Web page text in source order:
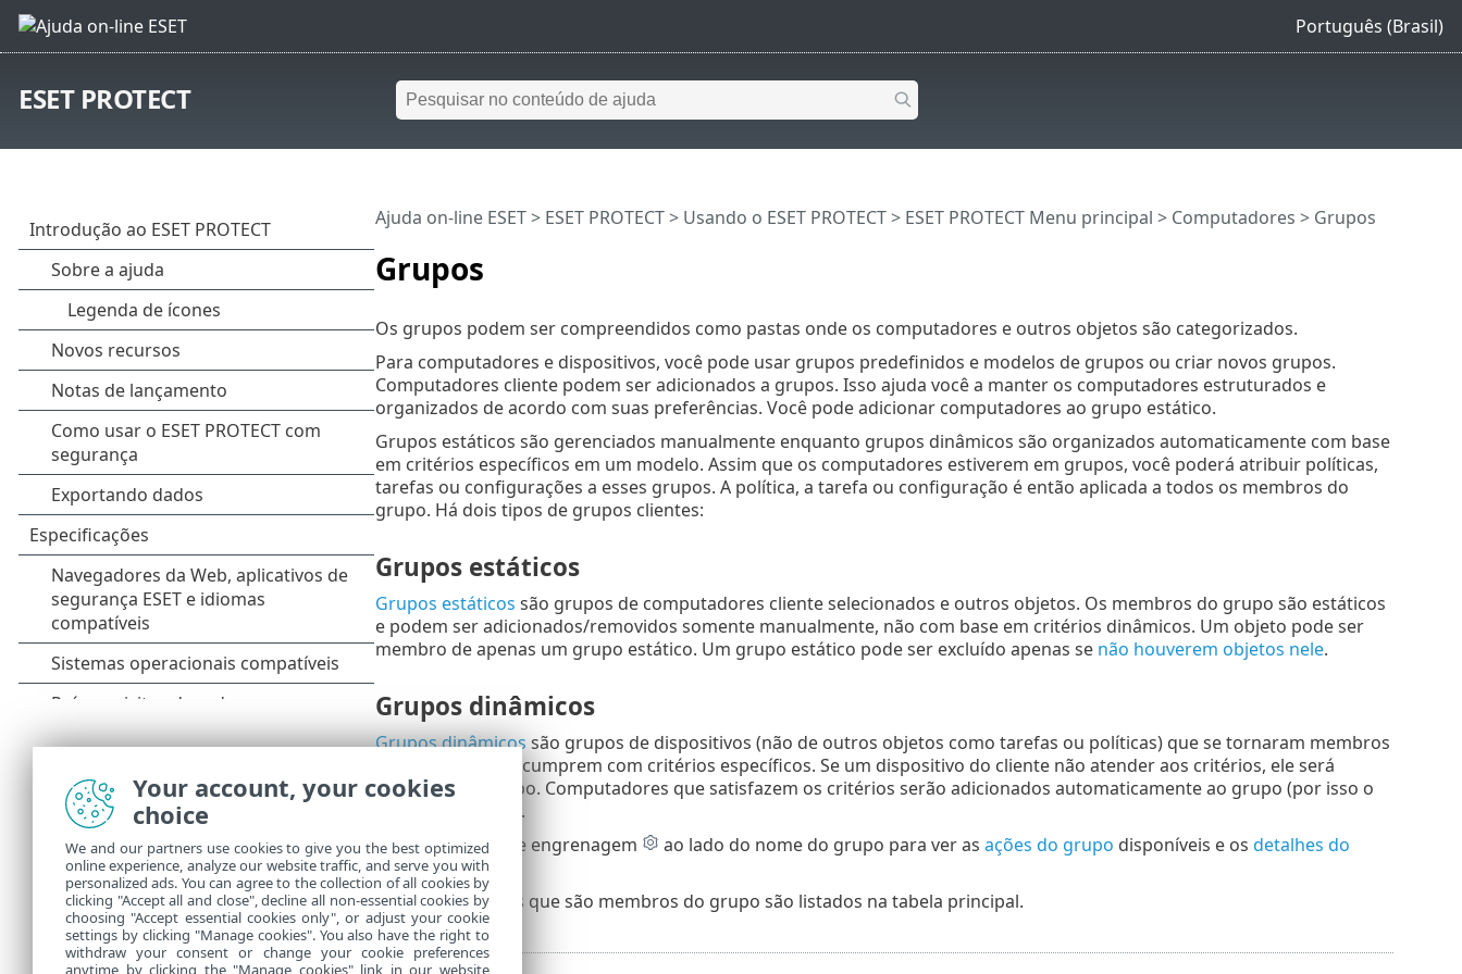
Português (Brasil)
ESET PROTECT
Grupos
Ajuda on-line ESET> ESET PROTECT> Usando o ESET PROTECT> ESET PROTECT Menu principal > Computadores > Grupos
Os grupos podem ser compreendidos como pastas onde os computadores e outros objetos são categorizados.
Para computadores e dispositivos, você pode usar grupos predefinidos e modelos de grupos ou criar novos grupos.
Computadores cliente podem ser adicionados a grupos. Isso ajuda você a manter os computadores estruturados e
organizados de acordo com suas preferências. Você pode adicionar computadores ao grupo estático.
Grupos estáticos são gerenciados manualmente enquanto grupos dinâmicos são organizados automaticamente com base
em critérios específicos em um modelo. Assim que os computadores estiverem em grupos, você poderá atribuir políticas,
tarefas ou configurações a esses grupos. A política, a tarefa ou configuração é então aplicada a todos os membros do
grupo. Há dois tipos de grupos clientes:
Grupos estáticos
Grupos estáticos são grupos de computadores cliente selecionados e outros objetos. Os membros do grupo são estáticos
e podem ser adicionados/removidos somente manualmente, não com base em critérios dinâmicos. Um objeto pode ser
membro de apenas um grupo estático. Um grupo estático pode ser excluído apenas se não houverem objetos nele.
Grupos dinâmicos
Grupos dinâmicos são grupos de dispositivos (não de outros objetos como tarefas ou políticas) que se tornaram membros
do grupo porque cumprem com critérios específicos. Se um dispositivo do cliente não atender aos critérios, ele será
removido do grupo. Computadores que satisfazem os critérios serão adicionados automaticamente ao grupo (por isso o
nome “dinâmico”).
Clique no ícone de engrenagem
ao lado do nome do grupo para ver as ações do grupo disponíveis e os detalhes do
grupo.
Os computadores que são membros do grupo são listados na tabela principal.
Your account, your cookies
choice
We and our partners use cookies to give you the best optimized
online experience, analyze our website traffic, and serve you with
personalized ads. You can agree to the collection of all cookies by
clicking "Accept all and close", decline all non-essential cookies by
choosing "Accept essential cookies only", or adjust your cookie
settings by clicking "Manage cookies". You also have the right to
withdraw your consent or change your cookie preferences
anytime by clicking the "Manage cookies" link in our website